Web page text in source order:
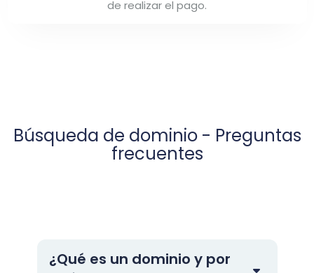
de realizar el pago.
Búsqueda de dominio - Preguntas
frecuentes
¿Qué es un dominio y por